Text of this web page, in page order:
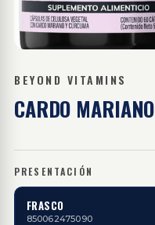
BEYOND VITAMINS
CARDO MARIANO
PRESENTACIÓN
FRASCO
850062475090